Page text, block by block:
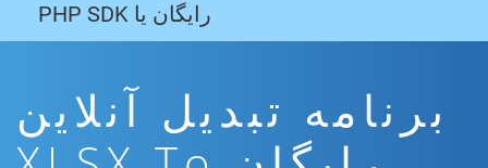
رایگان یا PHP SDK
برنامه تبدیل آنلاین